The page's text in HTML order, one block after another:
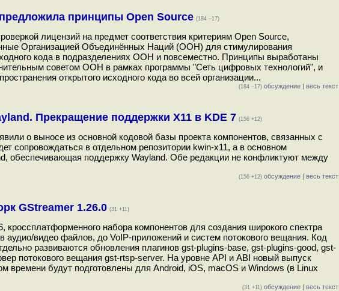
принципы Open Source (184 –17)
лицензий на предмет соответствия критериям Open Source,
Организацией Объединённых Наций (ООН) для стимулирования
кода в подразделениях ООН и повсеместно. Принципы выработаны
советом ООН в рамках программы "Сеть цифровых технологий", и
открытого исходного кода во всей организации...
(184 –17) обсуждение | весь текст
Прекращение поддержки X11 в KDE 7 (156 +12)
о выносе из основной кодовой базы проекта компонентов, связанных с
сопровождаться в отдельном репозитории kwin-x11, а в основном
обеспечивающая поддержку Wayland. Обе редакции не конфликтуют между
(156 +12) обсуждение | весь текст
GStreamer 1.26.0 (31 +11)
кроссплатформенного набора компонентов для создания широкого спектра
аудио/видео файлов, до VoIP-приложений и систем потокового вещания. Код
развиваются обновления плагинов gst-plugins-base, gst-plugins-good, gst-
потокового вещания gst-rtsp-server. На уровне API и ABI новый выпуск
времени будут подготовлены для Android, iOS, macOS и Windows (в Linux
(31 +11) обсуждение | весь текст